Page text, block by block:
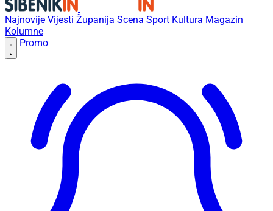
Najnovije Vijesti Županija Scena Sport Kultura Magazin
Kolumne
Promo